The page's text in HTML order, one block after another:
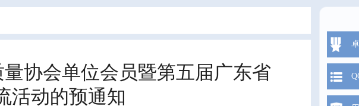
协会单位会员暨第五届广东省
活动的预通知